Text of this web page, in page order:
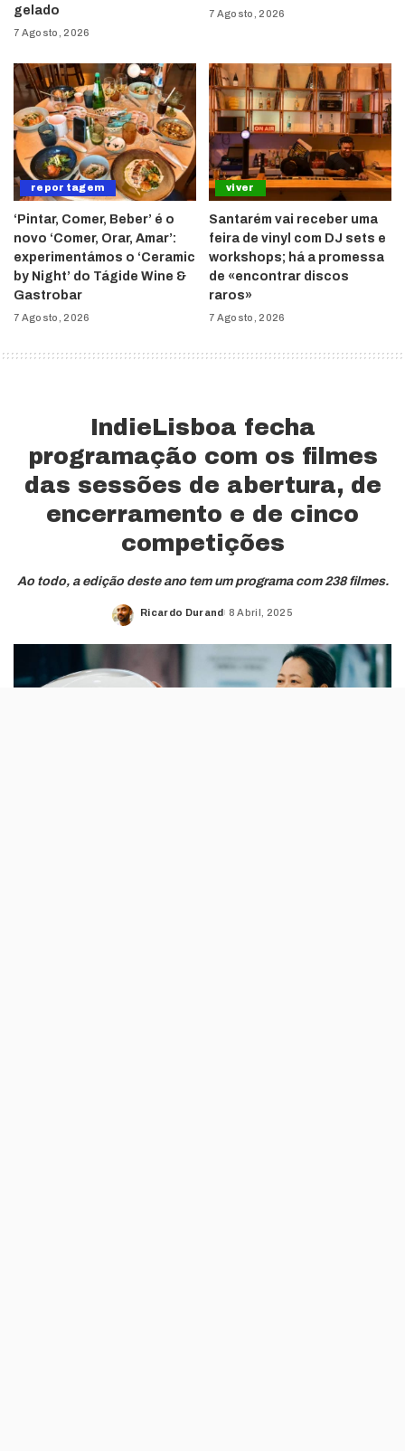
gelado
7 Agosto, 2026
7 Agosto, 2026
reportagem
‘Pintar, Comer, Beber’ é o
novo ‘Comer, Orar, Amar’:
experimentámos o ‘Ceramic
by Night’ do Tágide Wine &
Gastrobar
7 Agosto, 2026
viver
Santarém vai receber uma
feira de vinyl com DJ sets e
workshops; há a promessa
de «encontrar discos
raros»
7 Agosto, 2026
IndieLisboa fecha
programação com os filmes
das sessões de abertura, de
encerramento e de cinco
competições
Ao todo, a edição deste ano tem um programa com 238 filmes.
Posted
Ricardo Durand 8 Abril, 2025